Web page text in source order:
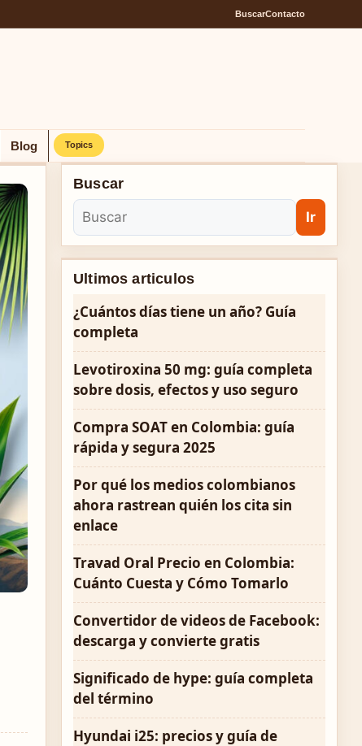
BuscarContacto
Blog Topics
Buscar
Ir
Ultimos articulos
¿Cuántos días tiene un año? Guía
completa
Levotiroxina 50 mg: guía completa
sobre dosis, efectos y uso seguro
Compra SOAT en Colombia: guía
rápida y segura 2025
Por qué los medios colombianos
ahora rastrean quién los cita sin
enlace
Travad Oral Precio en Colombia:
Cuánto Cuesta y Cómo Tomarlo
Convertidor de videos de Facebook:
descarga y convierte gratis
Significado de hype: guía completa
del término
Hyundai i25: precios y guía de